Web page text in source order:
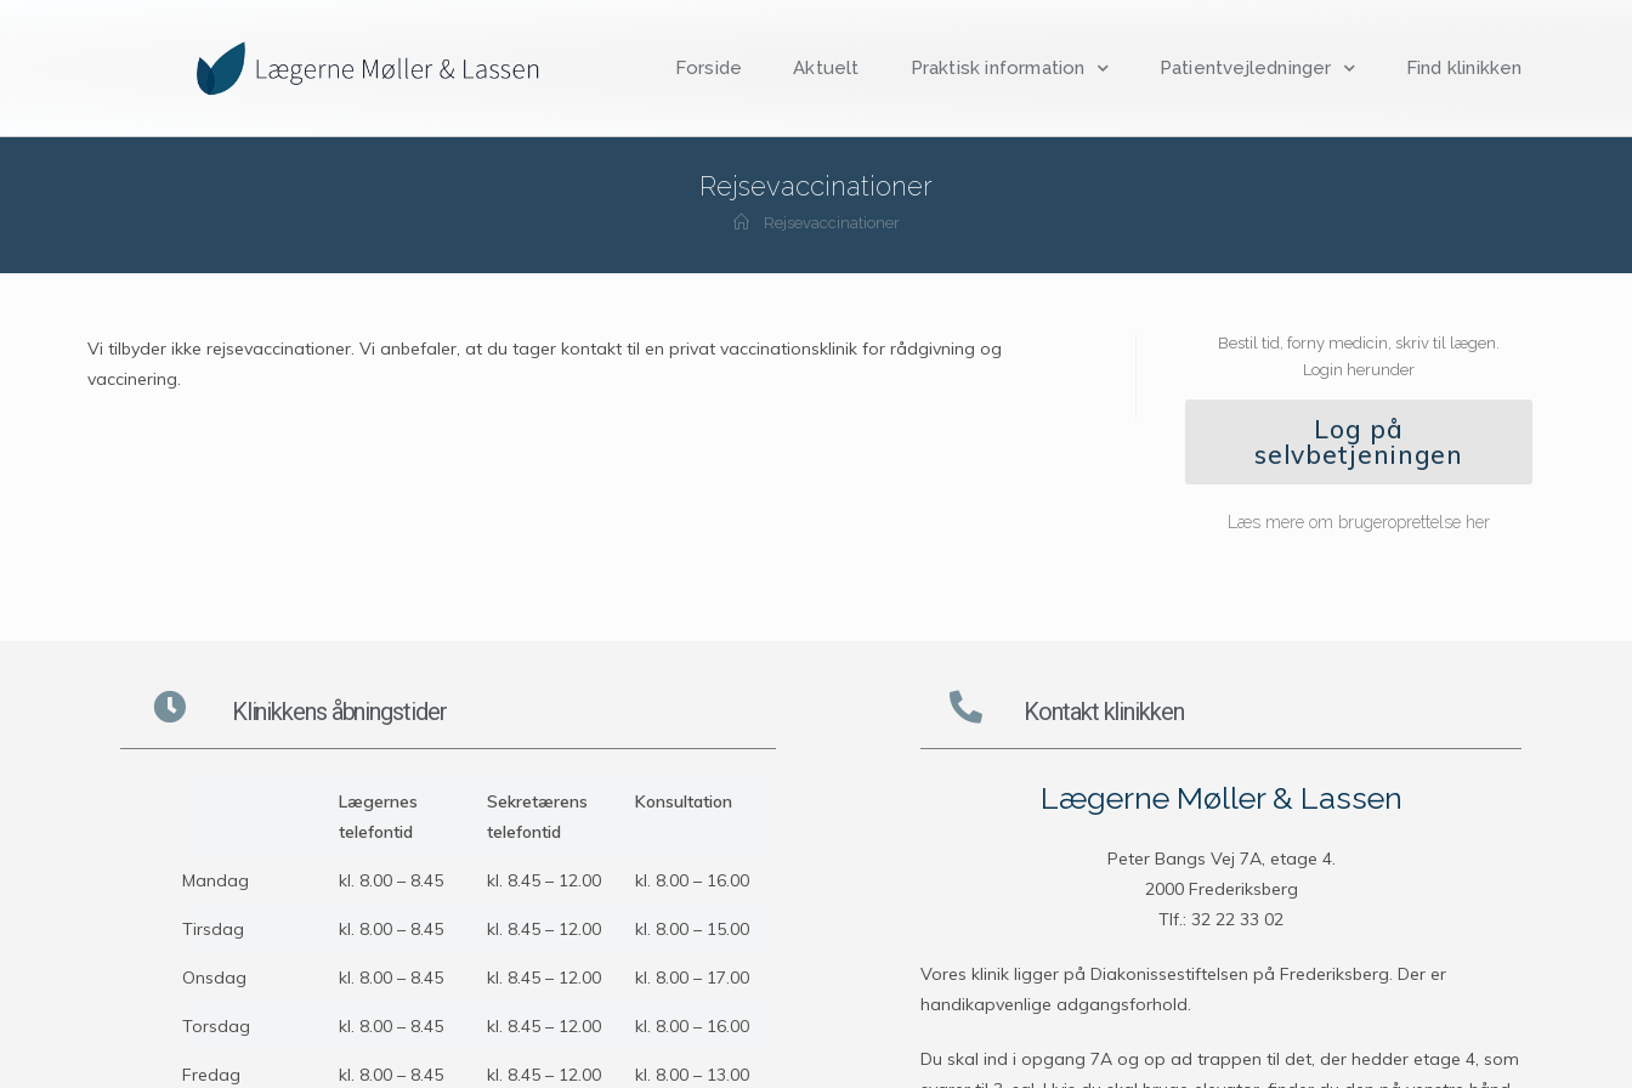
Forside Aktuelt Praktisk information Patientvejledninger Find klinikken
Rejsevaccinationer
Rejsevaccinationer
Vi tilbyder ikke rejsevaccinationer. Vi anbefaler, at du tager kontakt til en privat vaccinationsklinik for rådgivning og
vaccinering.
Bestil tid, forny medicin, skriv til lægen.
Login herunder
Log på
selvbetjeningen
Læs mere om brugeroprettelse her
Klinikkens åbningstider
Lægernes
telefontid
Sekretærens
telefontid
Konsultation
Mandag kl. 8.00 – 8.45 kl. 8.45 – 12.00 kl. 8.00 – 16.00
Tirsdag kl. 8.00 – 8.45 kl. 8.45 – 12.00 kl. 8.00 – 15.00
Onsdag kl. 8.00 – 8.45 kl. 8.45 – 12.00 kl. 8.00 – 17.00
Torsdag kl. 8.00 – 8.45 kl. 8.45 – 12.00 kl. 8.00 – 16.00
Fredag kl. 8.00 – 8.45 kl. 8.45 – 12.00 kl. 8.00 – 13.00
Kontakt klinikken
Lægerne Møller & Lassen
Peter Bangs Vej 7A, etage 4.
2000 Frederiksberg
Tlf.: 32 22 33 02
Vores klinik ligger på Diakonissestiftelsen på Frederiksberg. Der er
handikapvenlige adgangsforhold.
Du skal ind i opgang 7A og op ad trappen til det, der hedder etage 4, som